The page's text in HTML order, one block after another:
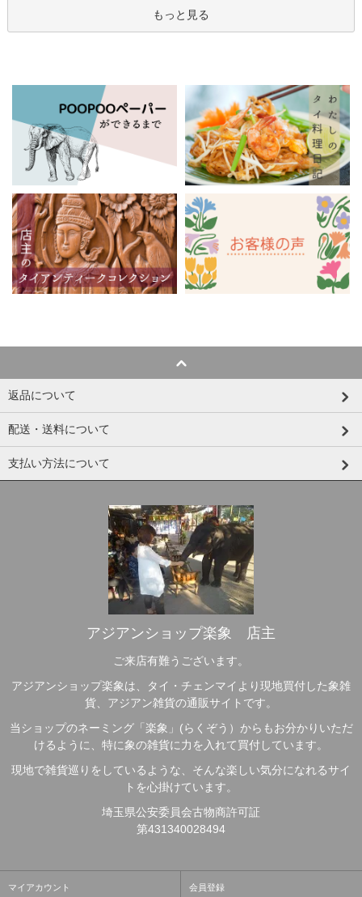
もっと見る
返品について
配送・送料について
支払い方法について
アジアンショップ楽象 店主
ご来店有難うございます。
アジアンショップ楽象は、タイ・チェンマイより現地買付した象雑
貨、アジアン雑貨の通販サイトです。
当ショップのネーミング「楽象」(らくぞう）からもお分かりいただ
けるように、特に象の雑貨に力を入れて買付しています。
現地で雑貨巡りをしているような、そんな楽しい気分になれるサイ
トを心掛けています。
埼玉県公安委員会古物商許可証
第431340028494
マイアカウント 会員登録